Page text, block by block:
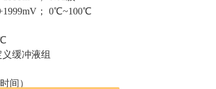
； 0℃~100℃
缓冲液组
间）